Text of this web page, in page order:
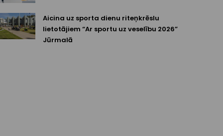
Aicina uz sporta dienu riteņkrēslu
lietotājiem “Ar sportu uz veselību 2026”
Jūrmalā